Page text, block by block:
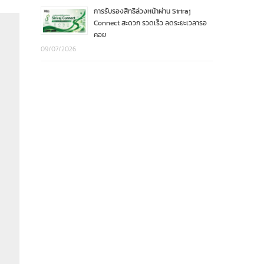
การรับรองสิทธิล่วงหน้าผ่าน Siriraj
Connect สะดวก รวดเร็ว ลดระยะเวลารอ
คอย
09/07/2026